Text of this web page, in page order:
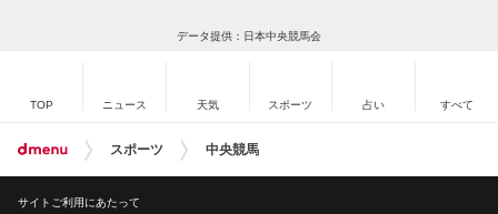
データ提供：日本中央競馬会
TOP ニュース 天気 スポーツ 占い すべて
スポーツ 中央競馬
サイトご利用にあたって